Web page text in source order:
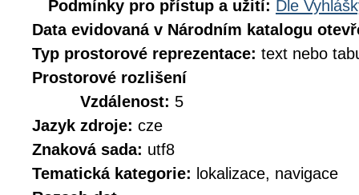
Podmínky pro přístup a užití: Dle
Data evidovaná v Národním katalogu
Typ prostorové reprezentace: text nebo
Prostorové rozlišení
Vzdálenost: 5
Jazyk zdroje: cze
Znaková sada: utf8
Tematická kategorie: lokalizace, navigace